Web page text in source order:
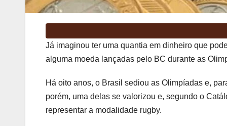
Já imaginou ter uma quantia em dinheiro que
alguma moeda lançadas pelo BC durante as
Há oito anos, o Brasil sediou as Olimpíadas e,
porém, uma delas se valorizou e, segundo o
representar a modalidade rugby.